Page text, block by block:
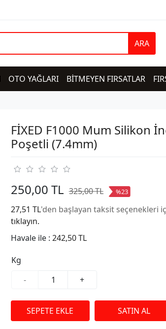
ARA
OTO YAĞLARI BİTMEYEN FIRSATLAR
FİXED F1000 Mum Silikon
Poşetli (7.4mm)
250,00 TL 325,00 TL %23
27,51 TL'den başlayan taksit seçenekleri
tıklayın.
Havale ile : 242,50 TL
Kg
-
+